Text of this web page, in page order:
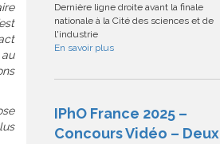
Dernière ligne droite avant la finale
nationale à la Cité des sciences et de
l'industrie
En savoir plus
IPhO France 2025 –
Concours Vidéo – Deux